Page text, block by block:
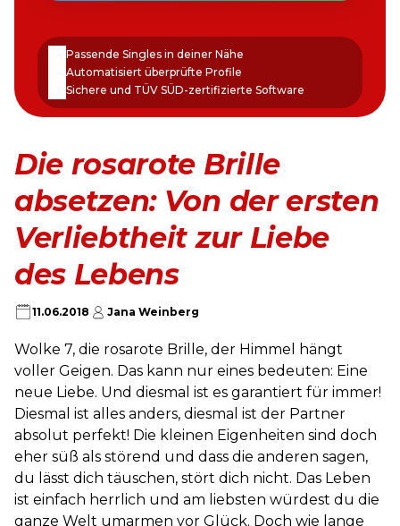
erstellen
Passende Singles in deiner Nähe
Automatisiert überprüfte Profile
Sichere und TÜV SÜD-zertifizierte Software
Die rosarote Brille
absetzen: Von der ersten
Verliebtheit zur Liebe
des Lebens
11.06.2018 Jana Weinberg
Wolke 7, die rosarote Brille, der Himmel hängt
voller Geigen. Das kann nur eines bedeuten: Eine
neue Liebe. Und diesmal ist es garantiert für immer!
Diesmal ist alles anders, diesmal ist der Partner
absolut perfekt! Die kleinen Eigenheiten sind doch
eher süß als störend und dass die anderen sagen,
du lässt dich täuschen, stört dich nicht. Das Leben
ist einfach herrlich und am liebsten würdest du die
ganze Welt umarmen vor Glück. Doch wie lange